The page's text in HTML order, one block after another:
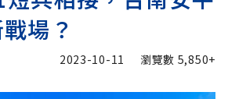
場？
2023-10-11 瀏覽數 5,850+